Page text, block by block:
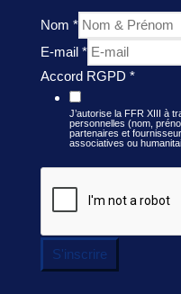
Nom *
E-mail *
Accord RGPD *
J’autorise la FFR XIII à
personnelles (nom,
partenaires et
associatives ou
S'inscrire